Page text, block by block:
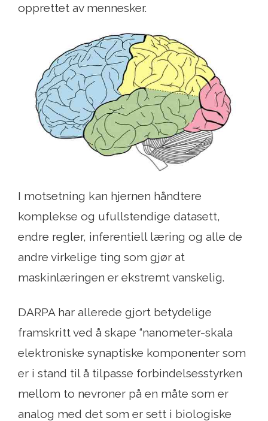
opprettet av mennesker.
I motsetning kan hjernen håndtere
komplekse og ufullstendige datasett,
endre regler, inferentiell læring og alle de
andre virkelige ting som gjør at
maskinlæringen er ekstremt vanskelig.
DARPA har allerede gjort betydelige
framskritt ved å skape “nanometer-skala
elektroniske synaptiske komponenter som
er i stand til å tilpasse forbindelsesstyrken
mellom to nevroner på en måte som er
analog med det som er sett i biologiske